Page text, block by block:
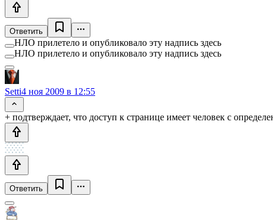
Ответить
НЛО прилетело и опубликовало эту надпись здесь
НЛО прилетело и опубликовало эту надпись здесь
Setti4 ноя 2009 в 12:55
+ подтверждает, что доступ к странице имеет человек с
Ответить